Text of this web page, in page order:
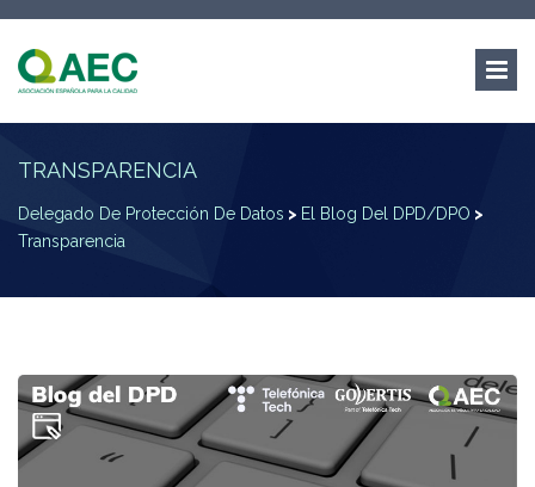
TRANSPARENCIA
Delegado De Protección De Datos > El Blog Del DPD/DPO >
Transparencia